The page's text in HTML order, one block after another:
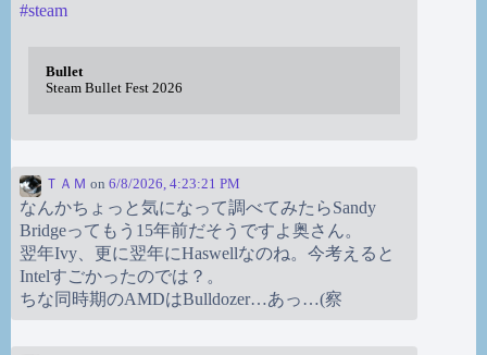
#steam
Bullet
Steam Bullet Fest 2026
ＴＡＭ on 6/8/2026, 4:23:21 PM
なんかちょっと気になって調べてみたらSandy
Bridgeってもう15年前だそうですよ奥さん。
翌年Ivy、更に翌年にHaswellなのね。今考えると
Intelすごかったのでは？。
ちな同時期のAMDはBulldozer…あっ…(察